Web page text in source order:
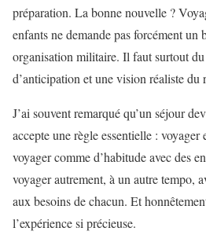
préparation. La bonne nouvelle ?
enfants ne demande pas forcément un
organisation militaire. Il faut surtout
d’anticipation et une vision réaliste
J’ai souvent remarqué qu’un séjour
accepte une règle essentielle : voyager
voyager comme d’habitude avec des
voyager autrement, à un autre tempo,
aux besoins de chacun. Et
l’expérience si précieuse.